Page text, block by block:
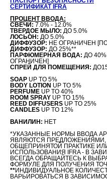
СЕРТИФИКАТ IFRA
ПРОЦЕНТ ВВОДА:
СВЕЧИ: 7.0% - 12.0%
ТВЕРДОЕ МЫЛО: ДО 5.0%
ЛОСЬОН: ДО 5.0%
ДИФФУЗОР: НЕ ОГРАНИЧЕН
ДИФФУЗОР: ДО 25%**
ПАРФЮМЕРНАЯ ВОДА: ДО 40%
ОГРАНИЧЕН]
СПРЕЙ ДЛЯ ПОМЕЩЕНИЯ:
SOAP UP TO 5%
BODY LOTION UP TO 5%
PERFUME UP TO 40%
ROOM SPRAY UP TO 15%
REED DIFFUSERS UP TO 25%
CANDLES UP TO 12%
ВАНИЛИН: НЕТ
*УКАЗАННЫЕ НОРМЫ ВВОДА
ЯВЛЯЮТСЯ
ОБЩЕПРИНЯТОЙ ПРАКТИКЕ
ИСПОЛЬЗОВАНИЯ IFRA - В
ВСЕГДА ОБРАЩАЙТЕСЬ К
ФОРМУЛЕ ДЛЯ ПОЛУЧЕНИЯ
**ИНДИВИДУАЛЬНОЕ
ВАРЬИРОВАТЬСЯ В